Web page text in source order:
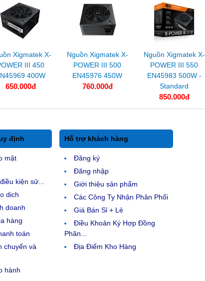
Xigmatek X-
III 450
400W
650.000đ
Nguồn Xigmatek X-
POWER III 500
EN45976 450W
760.000đ
Nguồn Xigmatek X-
POWER III 550
EN45983 500W -
Standard
850.000đ
định
mật
kiện sử...
dịch
doanh
hàng
toán
chuyển và
hành
Hỗ trợ khách hàng
Đăng ký
Đăng nhập
Giới thiệu sản phẩm
Các Công Ty Nhận Phân Phối
Giá Bán Sỉ + Lẻ
Điều Khoản Ký Hợp Đồng
Phân...
Địa Điểm Kho Hàng